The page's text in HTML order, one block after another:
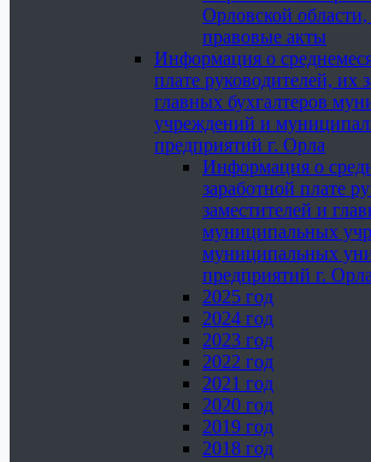
Орловской
правовые акты
Информация о
плате руководителей, их
главных бухгалтеров
учреждений и
предприятий г. Орла
Информация о
заработной плате
заместителей и
муниципальных
муниципальных
предприятий г. Орла
2025 год
2024 год
2023 год
2022 год
2021 год
2020 год
2019 год
2018 год